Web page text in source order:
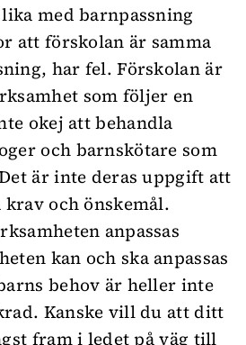
med barnpassning
att förskolan är samma
har fel. Förskolan är
som följer en
okej att behandla
och barnskötare som
är inte deras uppgift att
och önskemål.
anpassas
kan och ska anpassas
behov är heller inte
Kanske vill du att ditt
fram i ledet på väg till